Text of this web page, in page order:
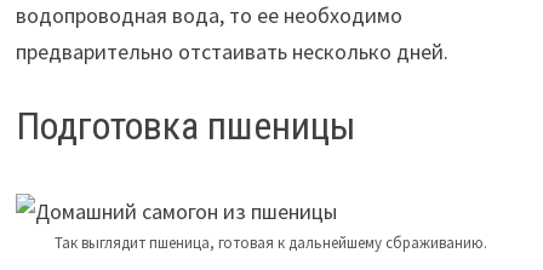
водопроводная вода, то ее необходимо
предварительно отстаивать несколько дней.
Подготовка пшеницы
Так выглядит пшеница, готовая к дальнейшему сбраживанию.